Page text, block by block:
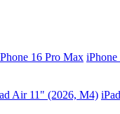
16 Pro Max iPhone
Air 11" (2026, M4)